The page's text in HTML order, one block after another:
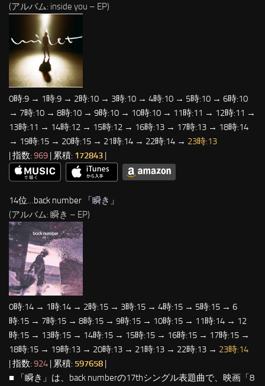
(アルバム: inside you – EP)
0時:9 → 1時:9 → 2時:10 → 3時:10 → 4時:10 → 5時:10 → 6時:10
→ 7時:10 → 8時:10 → 9時:10 → 10時:10 → 11時:11 → 12時:11 →
13時:11 → 14時:12 → 15時:12 → 16時:13 → 17時:13 → 18時:14
→ 19時:15 → 20時:15 → 21時:14 → 22時:14 → 23時:13
| 指数: 969 | 累積: 172843 |
14位…back number 「瞬き 」
(アルバム: 瞬き – EP)
0時:14 → 1時:14 → 2時:15 → 3時:15 → 4時:15 → 5時:15 → 6
時:15 → 7時:15 → 8時:15 → 9時:15 → 10時:15 → 11時:14 → 12
時:15 → 13時:15 → 14時:15 → 15時:15 → 16時:15 → 17時:15 →
18時:15 → 19時:13 → 20時:13 → 21時:13 → 22時:13 → 23時:14
| 指数: 924 | 累積: 597658 |
■ 「瞬き」は、back numberの17thシングル表題曲で、映画「8